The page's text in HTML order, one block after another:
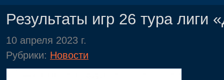
Результаты игр 26 тура лиги
10 апреля 2023 г.
Рубрики: Новости